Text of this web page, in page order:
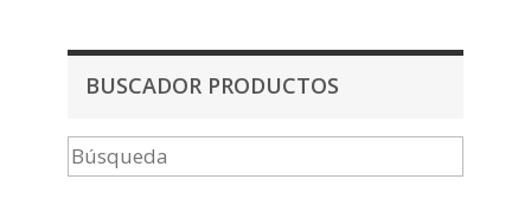
BUSCADOR PRODUCTOS